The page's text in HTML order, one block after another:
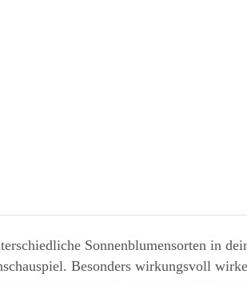
Sonnenblumensorten in
Besonders wirkungsvoll